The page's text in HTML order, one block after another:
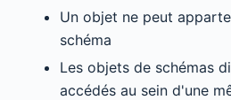
Un objet ne peut
schéma
Les objets de schémas
accédés au sein d'une